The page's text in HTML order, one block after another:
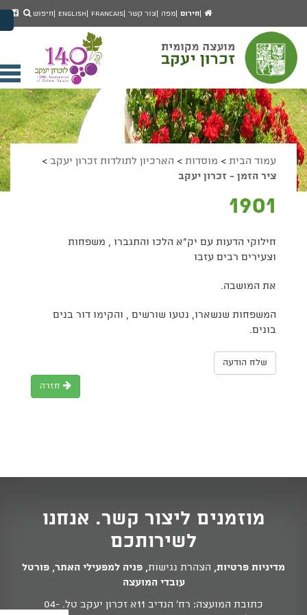
מעבר לתפריט ראשי
הגדל גודל פונט
הקטן גודל פונט
מצב ניגודיות גבוהה
מצב ניגודיות נמוכה
הצג קישורים
הצהרת נגישות
עמוד
הבית
חירום מפה צור קשר Francais
English חיפוש
עמוד הבית > מוסדות > הארכיון לתולדות זכרון יעקב >
ציר הזמן - זכרון יעקב
1901
חילוקי הדעות עם יק"א הלכו והתגברו , משפחות
וצעירים רבים עזבו
את המושבה.
המשפחות שנשארו, נטעו שורשים , והקימו דור בנים
בונים.
שלח הודעה
חזרה
מוזמנים ליצור קשר. אנחנו
לשירותכם
מדיניות פרטיות, הצהרת נגישות, פניה למפעילי האתר, פורטל
עובדי המועצה
כתובת המועצה: רח' הנדיב 11א זכרון יעקב טל.
04-